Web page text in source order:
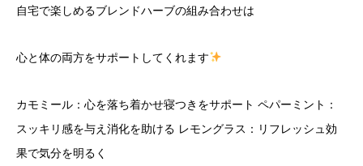
自宅で楽しめるブレンドハーブの組み合わせは
心と体の両方をサポートしてくれます
カモミール：心を落ち着かせ寝つきをサポート ペパーミント：
スッキリ感を与え消化を助ける レモングラス：リフレッシュ効
果で気分を明るく